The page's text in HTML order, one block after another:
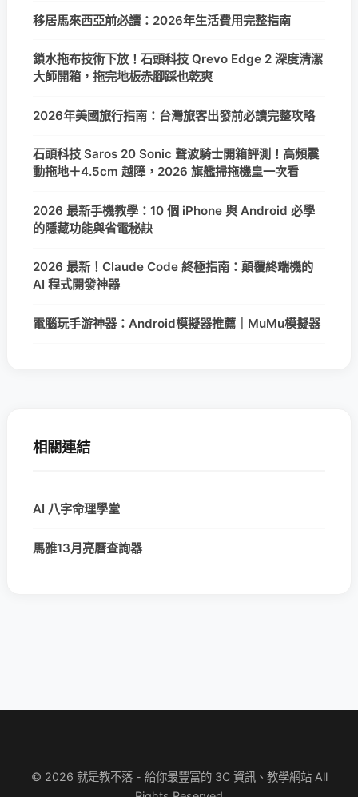
移居馬來西亞前必讀：2026年生活費用完整指南
鎖水拖布技術下放！石頭科技 Qrevo Edge 2 深度清潔
大師開箱，拖完地板赤腳踩也乾爽
2026年美國旅行指南：台灣旅客出發前必讀完整攻略
石頭科技 Saros 20 Sonic 聲波騎士開箱評測！高頻震
動拖地＋4.5cm 越障，2026 旗艦掃拖機皇一次看
2026 最新手機教學：10 個 iPhone 與 Android 必學
的隱藏功能與省電秘訣
2026 最新！Claude Code 終極指南：顛覆終端機的
AI 程式開發神器
電腦玩手游神器：Android模擬器推薦｜MuMu模擬器
相關連結
AI 八字命理學堂
馬雅13月亮曆查詢器
© 2026 就是教不落 - 給你最豐富的 3C 資訊、教學網站 All